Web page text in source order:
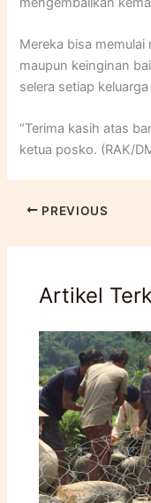
Mereka bisa
maupun keinginan
selera setiap
“Terima kasih atas
ketua posko. (RAK/
PREVIOUS
Artikel